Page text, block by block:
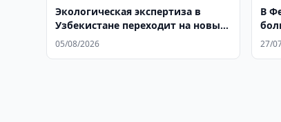
Экологическая экспертиза в
Узбекистане переходит на новые
международные стандарты
05/08/2026
В
27/